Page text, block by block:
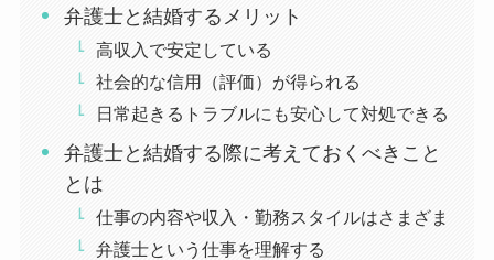
弁護士と結婚するメリット
高収入で安定している
社会的な信用（評価）が得られる
日常起きるトラブルにも安心して対処できる
弁護士と結婚する際に考えておくべきこと
とは
仕事の内容や収入・勤務スタイルはさまざま
弁護士という仕事を理解する